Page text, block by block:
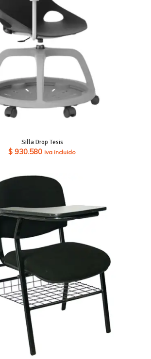
Silla Drop Tesis
$ 930.580 iva incluido